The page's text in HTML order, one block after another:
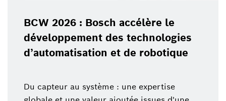
BCW 2026 : Bosch accélère le
développement des technologies
d’automatisation et de robotique
Du capteur au système : une expertise